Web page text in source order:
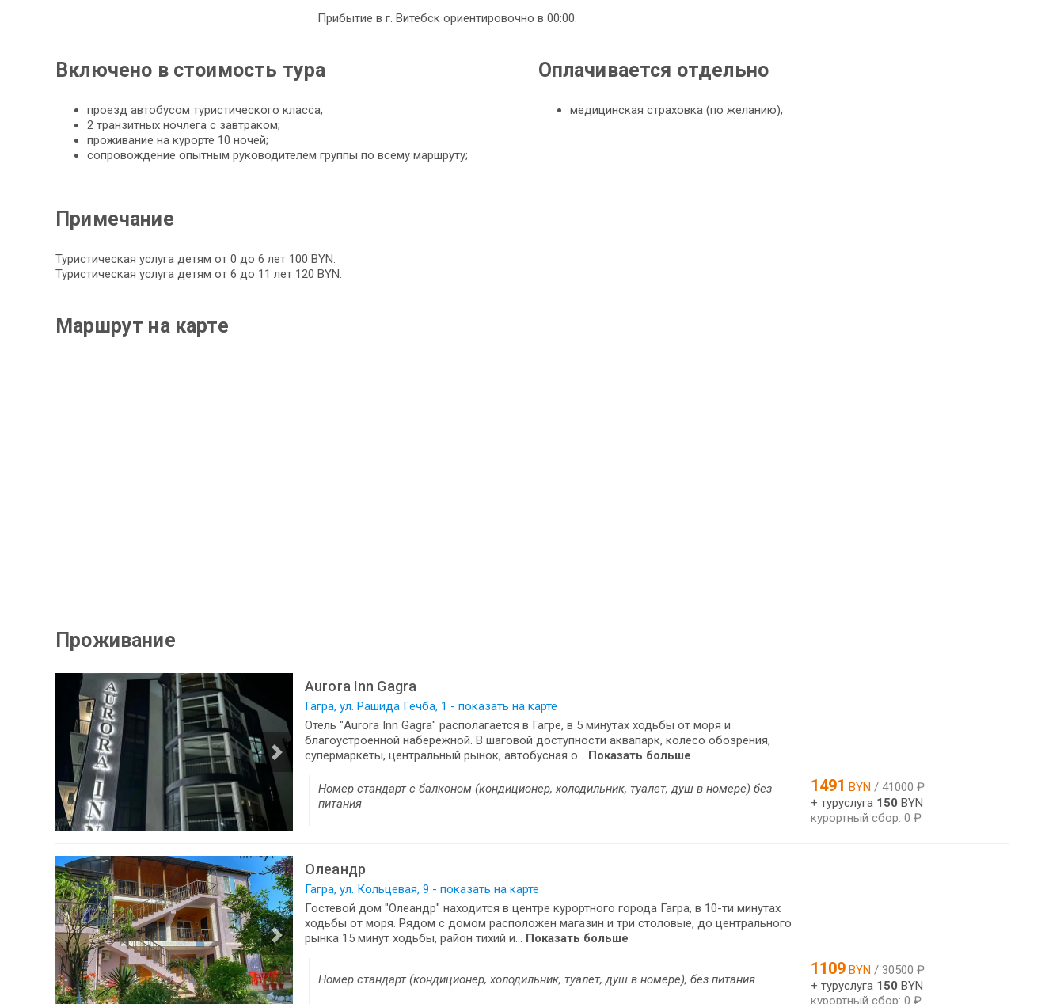
Прибытие в г. Витебск ориентировочно в 00:00.
Включено в стоимость тура
проезд автобусом туристического класса;
2 транзитных ночлега с завтраком;
проживание на курорте 10 ночей;
сопровождение опытным руководителем группы по всему маршруту;
Оплачивается отдельно
медицинская страховка (по желанию);
Примечание
Туристическая услуга детям от 0 до 6 лет 100 BYN.
Туристическая услуга детям от 6 до 11 лет 120 BYN.
Маршрут на карте
Проживание
Aurora Inn Gagra
Гагра, ул. Рашида Гечба, 1 - показать на карте
Отель "Aurora Inn Gagra" располагается в Гагре, в 5 минутах ходьбы от моря и
благоустроенной набережной. В шаговой доступности аквапарк, колесо обозрения,
супермаркеты, центральный рынок, автобусная о... Показать больше
Номер стандарт с балконом (кондиционер, холодильник, туалет, душ в номере) без
питания
1491 BYN / 41000 ₽
+ туруслуга 150 BYN
курортный сбор: 0 ₽
Олеандр
Гагра, ул. Кольцевая, 9 - показать на карте
Гостевой дом "Олеандр" находится в центре курортного города Гагра, в 10-ти минутах
ходьбы от моря. Рядом с домом расположен магазин и три столовые, до центрального
рынка 15 минут ходьбы, район тихий и... Показать больше
Номер стандарт (кондиционер, холодильник, туалет, душ в номере), без питания
1109 BYN / 30500 ₽
+ туруслуга 150 BYN
курортный сбор: 0 ₽